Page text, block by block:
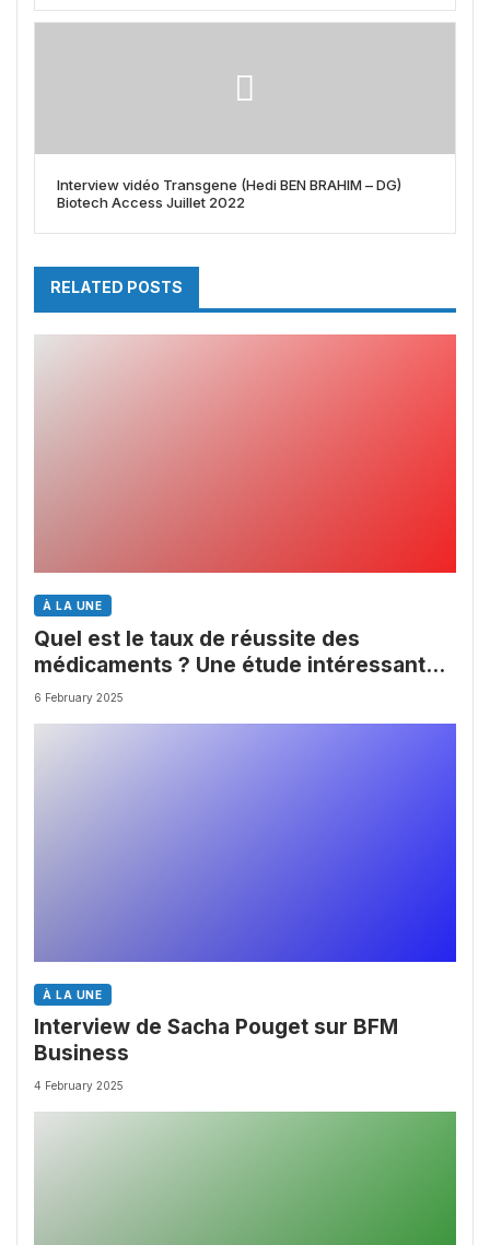
Interview vidéo Transgene (Hedi BEN BRAHIM – DG)
Biotech Access Juillet 2022
RELATED POSTS
À LA UNE
Quel est le taux de réussite des
médicaments ? Une étude intéressante
chez les Big Pharmas
6 February 2025
À LA UNE
Interview de Sacha Pouget sur BFM
Business
4 February 2025